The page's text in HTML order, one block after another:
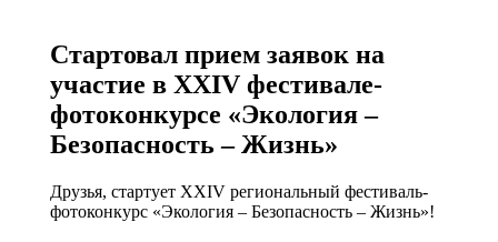
Стартовал прием заявок на
участие в XXIV фестивале-
фотоконкурсе «Экология –
Безопасность – Жизнь»
Друзья, стартует XXIV региональный фестиваль-
фотоконкурс «Экология – Безопасность – Жизнь»!